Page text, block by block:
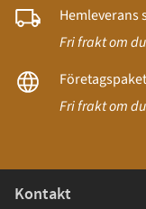
Hemleverans
Fri frakt om
Fri frakt om
Kontakt